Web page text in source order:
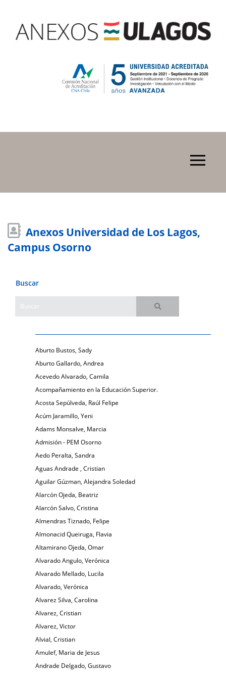
Anexos Universidad de Los Lagos,
Campus Osorno
Buscar
Aburto Bustos, Sady
Aburto Gallardo, Andrea
Acevedo Alvarado, Camila
Acompañamiento en la Educación Superior.
Acosta Sepúlveda, Raúl Felipe
Acúm Jaramillo, Yeni
Adams Monsalve, Marcia
Admisión - PEM Osorno
Aedo Peralta, Sandra
Aguas Andrade , Cristian
Aguilar Gúzman, Alejandra Soledad
Alarcón Ojeda, Beatriz
Alarcón Salvo, Cristina
Almendras Tiznado, Felipe
Almonacid Queiruga, Flavia
Altamirano Ojeda, Omar
Alvarado Angulo, Verónica
Alvarado Mellado, Lucila
Alvarado, Verónica
Alvarez Silva, Carolina
Alvarez, Cristian
Alvarez, Victor
Alvial, Cristian
Amulef, Maria de Jesus
Andrade Delgado, Gustavo